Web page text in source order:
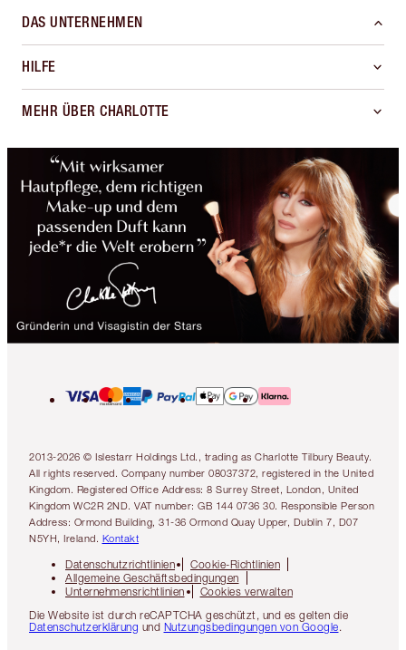
DAS UNTERNEHMEN
HILFE
MEHR ÜBER CHARLOTTE
2013-2026 © Islestarr Holdings Ltd., trading as Charlotte Tilbury Beauty.
All rights reserved. Company number 08037372, registered in the United
Kingdom. Registered Office Address: 8 Surrey Street, London, United
Kingdom WC2R 2ND. VAT number: GB 144 0736 30. Responsible Person
Address: Ormond Building, 31-36 Ormond Quay Upper, Dublin 7, D07
N5YH, Ireland. Kontakt
Datenschutzrichtlinien
Cookie-Richtlinien
Allgemeine Geschäftsbedingungen
Unternehmensrichtlinien
Cookies verwalten
Die Website ist durch reCAPTCHA geschützt, und es gelten die
Datenschutzerklärung und Nutzungsbedingungen von Google.